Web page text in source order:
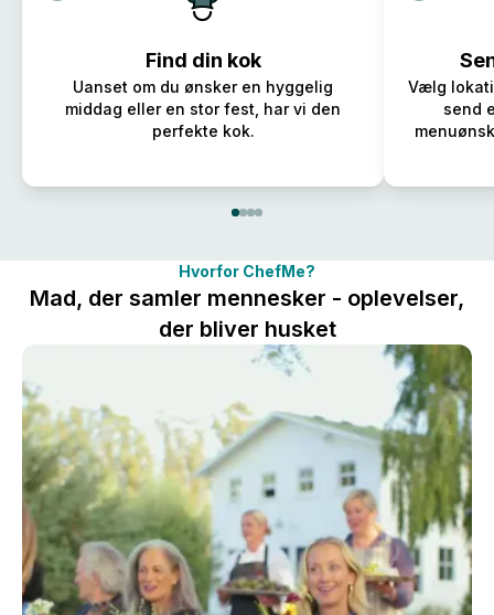
Find din kok
Uanset om du ønsker en hyggelig
middag eller en stor fest, har vi den
perfekte kok.
Vælg
send
Hvorfor ChefMe?
Mad, der samler mennesker - oplevelser,
der bliver husket